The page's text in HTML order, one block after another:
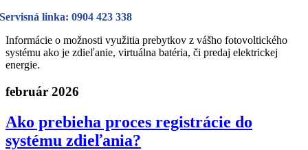
Servisná linka: 0904 423 338
Informácie o možnosti využitia prebytkov z vášho fotovoltického
systému ako je zdieľanie, virtuálna batéria, či predaj elektrickej
energie.
február 2026
Ako prebieha proces registrácie do
systému zdieľania?